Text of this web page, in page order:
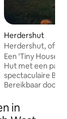
beoordeling
Herdershut
Herdershut, off-
uitzicht op
Een 'Tiny House',
Hut met een
spectaculaire
Bereikbaar door
'Oliveduck Hut'
toevluchtsoord
in